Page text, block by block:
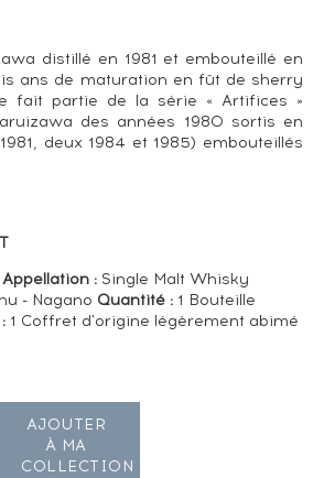
distillé en 1981 et embouteillé en
ans de maturation en fût de sherry
fait partie de la série « Artifices »
des années 1980 sortis en
deux 1984 et 1985) embouteillés
Appellation :Single Malt Whisky
- Nagano Quantité :1 Bouteille
1 Coffret d'origine légèrement abimé
AJOUTER
À MA
COLLECTION